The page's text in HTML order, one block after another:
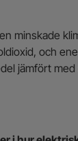
minskade
och
jämfört med